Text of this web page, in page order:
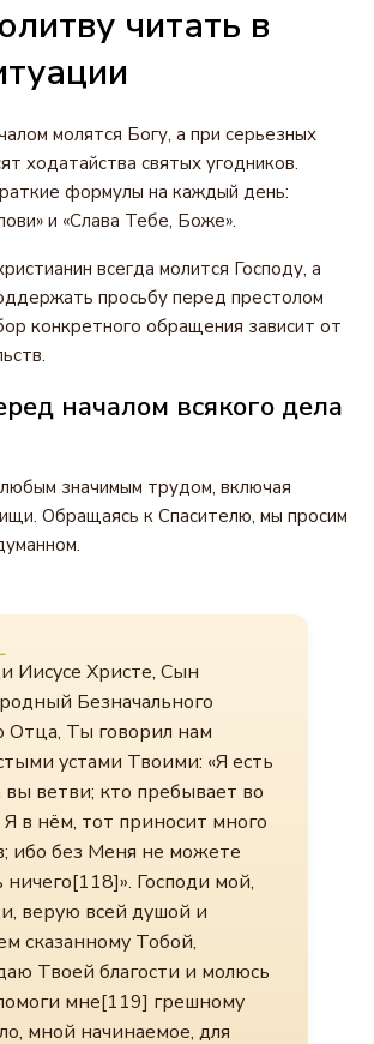
читать в
молятся Богу, а при серьезных
ходатайства святых угодников.
формулы на каждый день:
и «Слава Тебе, Боже».
всегда молится Господу, а
просьбу перед престолом
конкретного обращения зависит от
началом всякого дела
значимым трудом, включая
Обращаясь к Спасителю, мы просим
Иисусе Христе, Сын
Безначального
Отца, Ты говорил нам
устами Твоими: «Я есть
вы ветви; кто пребывает во
в нём, тот приносит много
ибо без Меня не можете
ничего[118]». Господи мой,
верую всей душой и
сказанному Тобой,
Твоей благости и молюсь
мне[119] грешному
мной начинаемое, для